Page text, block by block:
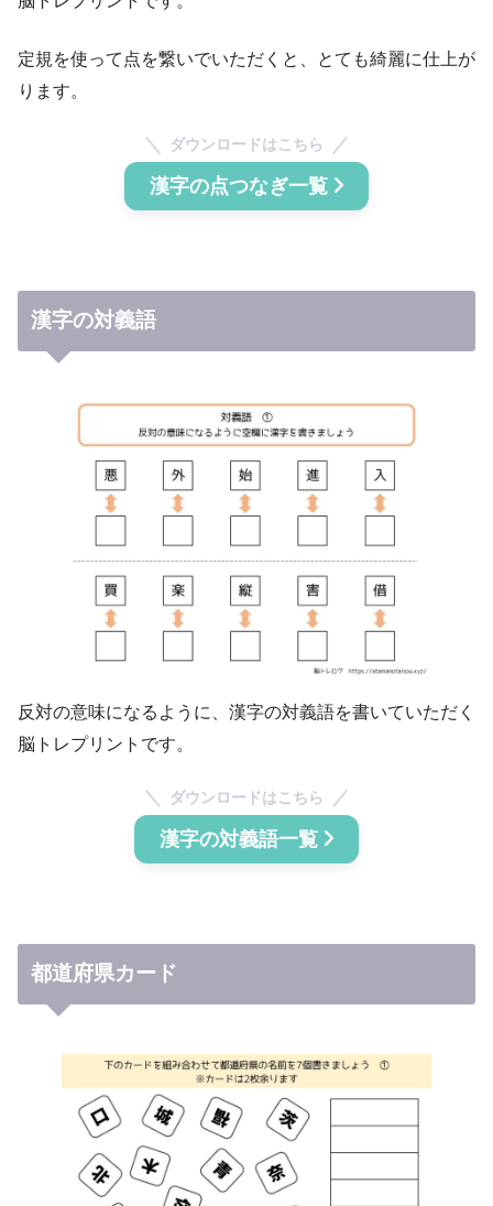
定規を使って点を繋いでいただくと、とても綺麗に仕上が
ります。
ダウンロードはこちら
漢字の点つなぎ一覧
漢字の対義語
反対の意味になるように、漢字の対義語を書いていただく
脳トレプリントです。
ダウンロードはこちら
漢字の対義語一覧
都道府県カード